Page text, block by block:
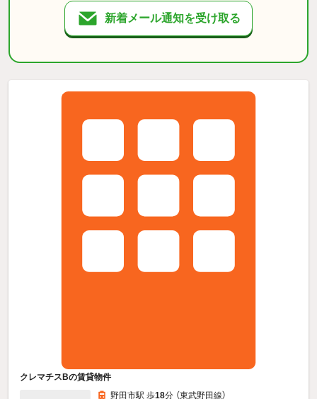
新着メール通知を受け取る
クレマチスBの賃貸物件
野田市駅 歩18分 （東武野田線）